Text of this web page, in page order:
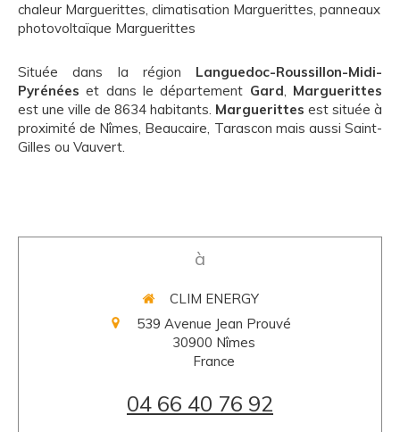
chaleur Marguerittes, climatisation Marguerittes, panneaux
photovoltaïque Marguerittes
Située dans la région Languedoc-Roussillon-Midi-
Pyrénées et dans le département Gard, Marguerittes
est une ville de 8634 habitants. Marguerittes est située à
proximité de Nîmes, Beaucaire, Tarascon mais aussi Saint-
Gilles ou Vauvert.
à
CLIM ENERGY
539 Avenue Jean Prouvé
30900 Nîmes
France
04 66 40 76 92